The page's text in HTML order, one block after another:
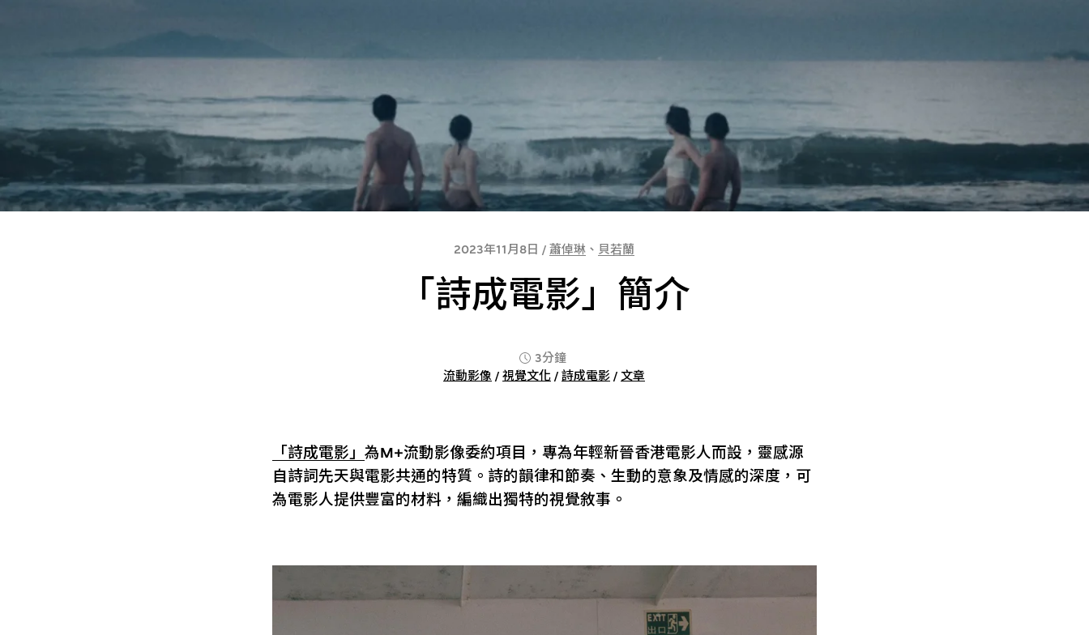
2023年11月8日 /蕭倬琳 、 貝若蘭
「詩成電影」簡介
3分鐘
流動影像 /視覺文化 /詩成電影 / 文章
「詩成電影」 為M+流動影像委約項目，專為年輕新晉香港電影人而設，靈感源
自詩詞先天與電影共通的特質。詩的韻律和節奏、生動的意象及情感的深度，可
為電影人提供豐富的材料，編織出獨特的視覺敘事。